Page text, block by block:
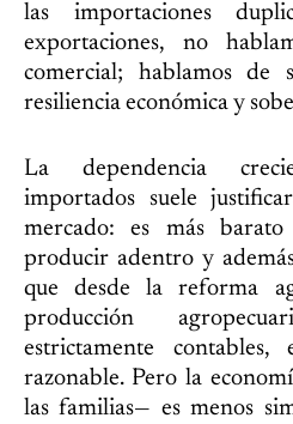
las importaciones
exportaciones, no
comercial; hablamos de
resiliencia económica y
La dependencia
importados suele
mercado: es más
producir adentro y
que desde la reforma
producción
estrictamente
razonable. Pero la
las familias— es menos